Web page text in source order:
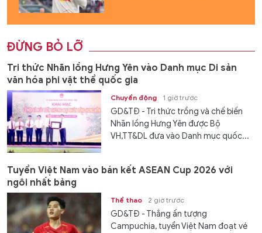
ĐỪNG BỎ LỠ
Tri thức Nhãn lồng Hưng Yên vào Danh mục Di sản
văn hóa phi vật thể quốc gia
Chuyển động 1 giờ trước
GD&TĐ - Tri thức trồng và chế biến
Nhãn lồng Hưng Yên được Bộ
VH,TT&DL đưa vào Danh mục quốc...
Tuyển Việt Nam vào bán kết ASEAN Cup 2026 với
ngôi nhất bảng
Thể thao 2 giờ trước
GD&TĐ - Thắng ấn tượng
Campuchia, tuyển Việt Nam đoạt vé